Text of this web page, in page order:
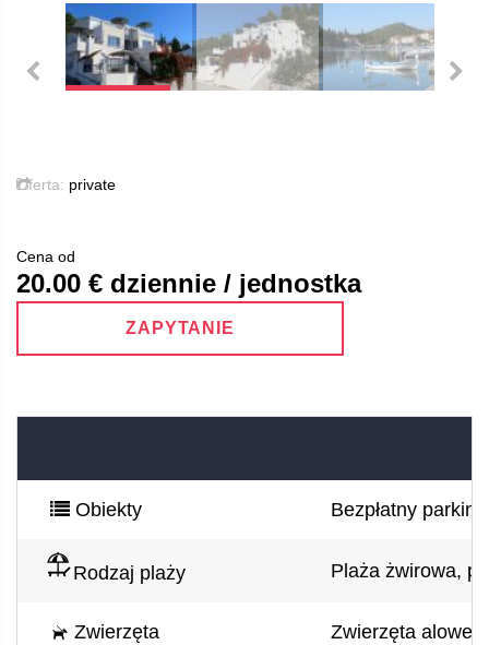
Oferta: private
Cena od
20.00 € dziennie / jednostka
ZAPYTANIE
Obiekty Bezpłatny
Rodzaj plaży Plaża żwirowa,
Zwierzęta Zwierzęta alowed